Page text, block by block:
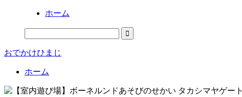
ホーム
おでかけひまじ
ホーム